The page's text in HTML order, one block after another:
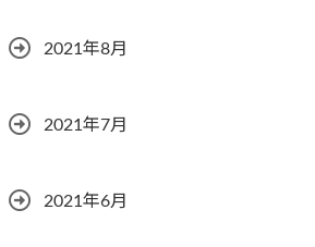
2021年8月
2021年7月
2021年6月